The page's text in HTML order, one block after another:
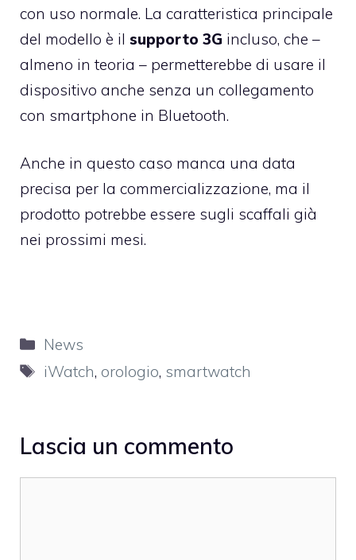
con uso normale. La caratteristica principale
del modello è il supporto 3G incluso, che –
almeno in teoria – permetterebbe di usare il
dispositivo anche senza un collegamento
con smartphone in Bluetooth.
Anche in questo caso manca una data
precisa per la commercializzazione, ma il
prodotto potrebbe essere sugli scaffali già
nei prossimi mesi.
Categorie
News
Tag
iWatch, orologio, smartwatch
Lascia un commento